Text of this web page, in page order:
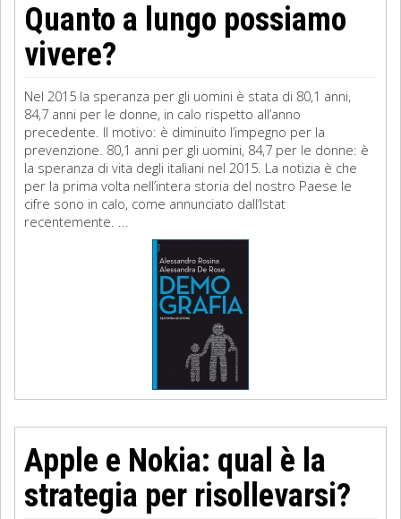
Quanto a lungo possiamo
vivere?
Nel 2015 la speranza per gli uomini è stata di 80,1 anni,
84,7 anni per le donne, in calo rispetto all’anno
precedente. Il motivo: è diminuito l’impegno per la
prevenzione. 80,1 anni per gli uomini, 84,7 per le donne: è
la speranza di vita degli italiani nel 2015. La notizia è che
per la prima volta nell’intera storia del nostro Paese le
cifre sono in calo, come annunciato dall’Istat
recentemente. ...
Apple e Nokia: qual è la
strategia per risollevarsi?